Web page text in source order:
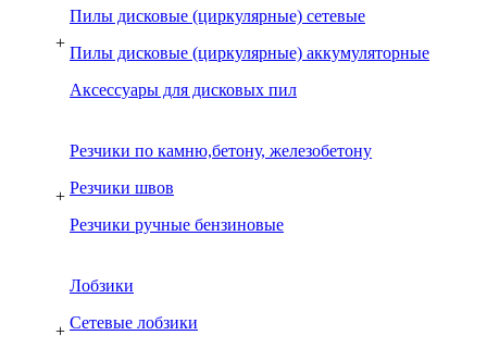
+
Пилы дисковые (циркулярные) сетевые
Пилы дисковые (циркулярные) аккумуляторные
Аксессуары для дисковых пил
+
Резчики по камню,бетону, железобетону
Резчики швов
Резчики ручные бензиновые
+
Лобзики
Сетевые лобзики